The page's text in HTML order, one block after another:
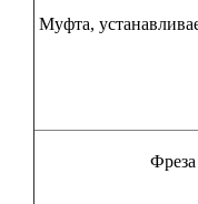
Муфта,
Фреза